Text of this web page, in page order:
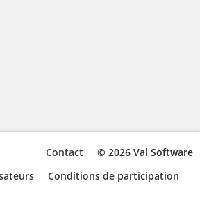
© 2026 Val Software
Contact
Conditions de participation